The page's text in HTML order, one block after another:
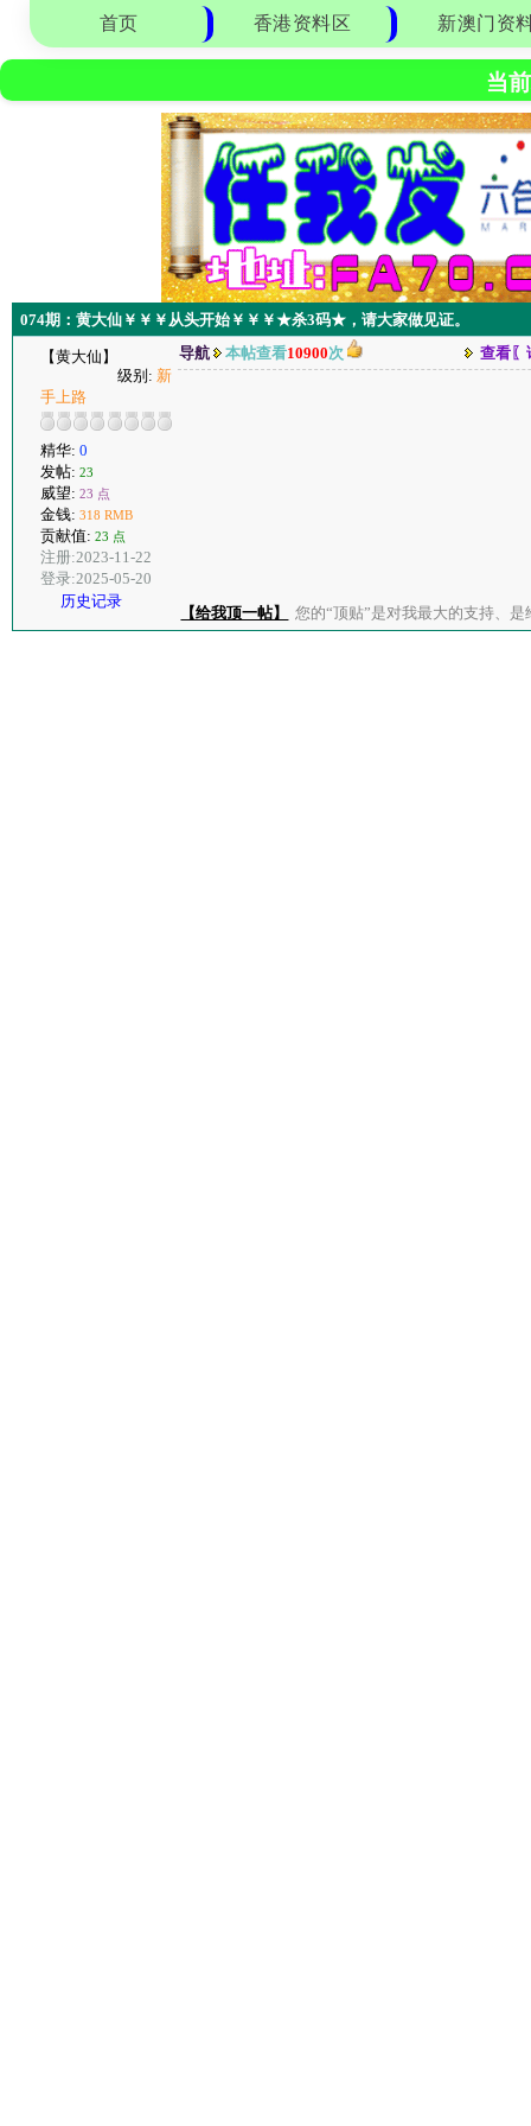
首页 香港资料区 新澳门资
当
074期：黄大仙￥￥￥从头开始￥￥￥★杀3码★，请大家做见证。
【黄大仙】
级别: 新
手上路
精华: 0
发帖: 23
威望: 23 点
金钱: 318 RMB
贡献值: 23 点
注册:2023-11-22
登录:2025-05-20
历史记录
导航 本帖查看10900次 查看〖
【给我顶一帖】 您的“顶贴”是对我最大的支持、